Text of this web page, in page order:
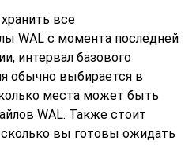
все
WAL с момента последней
интервал базового
обычно выбирается в
места может быть
WAL. Также стоит
сколько вы готовы ожидать